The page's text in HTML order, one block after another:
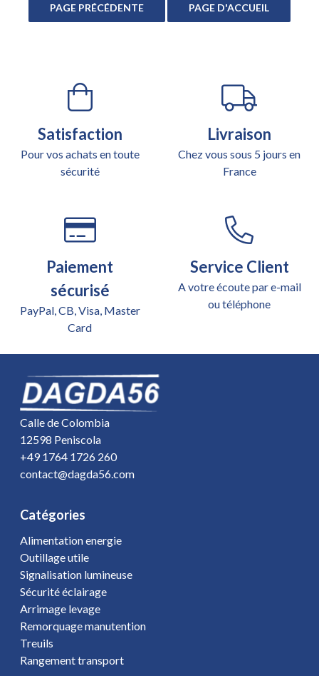
Satisfaction
Pour vos achats en toute
sécurité
Livraison
Chez vous sous 5 jours en
France
Paiement
sécurisé
PayPal, CB, Visa, Master
Card
Service Client
A votre écoute par e-mail
ou téléphone
Calle de Colombia
12598 Peniscola
+49 1764 1726 260
contact@dagda56.com
Catégories
Alimentation energie
Outillage utile
Signalisation lumineuse
Sécurité éclairage
Arrimage levage
Remorquage manutention
Treuils
Rangement transport